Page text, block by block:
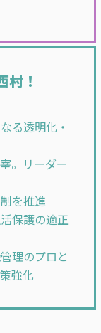
村！
る透明化・
。リーダー
を推進
保護の適正
理のプロと
強化